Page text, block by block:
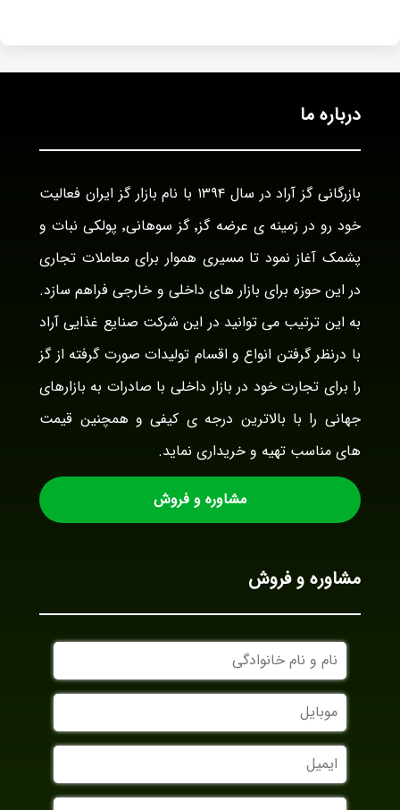
درباره ما
بازرگانی گز آراد در سال ۱۳۹۴ با نام بازار گز ایران فعالیت
خود رو در زمینه ی عرضه گز٬ گز سوهانی٬ پولکی نبات و
پشمک آغاز نمود تا مسیری هموار برای معاملات تجاری
در این حوزه برای بازار های داخلی و خارجی فراهم سازد.
به این ترتیب می توانید در این شرکت صنایع غذایی آراد
با درنظر گرفتن انواع و اقسام تولیدات صورت گرفته از گز
را برای تجارت خود در بازار داخلی با صادرات به بازارهای
جهانی را با بالاترین درجه ی کیفی و همچنین قیمت
های مناسب تهیه و خریداری نماید.
مشاوره و فروش
مشاوره و فروش
نام
و
نام
خانوادگی
موبایل
ایمیل